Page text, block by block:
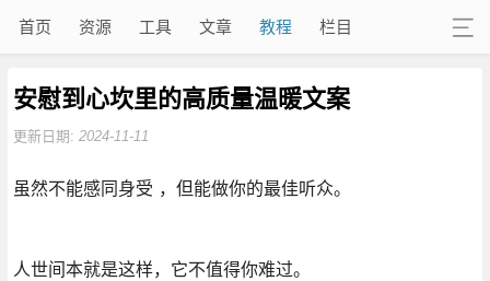
首页 资源 工具 文章 教程 栏目
安慰到心坎里的高质量温暖文案
更新日期: 2024-11-11
虽然不能感同身受 ，但能做你的最佳听众。
人世间本就是这样，它不值得你难过。